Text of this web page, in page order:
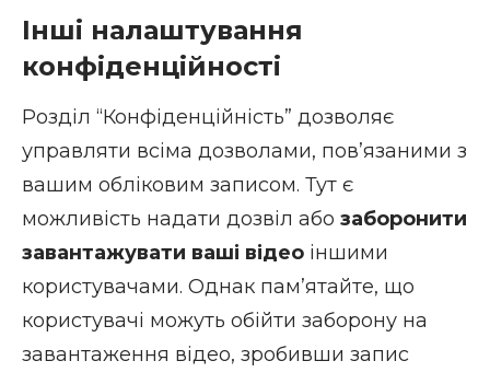
Інші налаштування
конфіденційності
Розділ “Конфіденційність” дозволяє
управляти всіма дозволами, пов’язаними з
вашим обліковим записом. Тут є
можливість надати дозвіл або заборонити
завантажувати ваші відео іншими
користувачами. Однак пам’ятайте, що
користувачі можуть обійти заборону на
завантаження відео, зробивши запис